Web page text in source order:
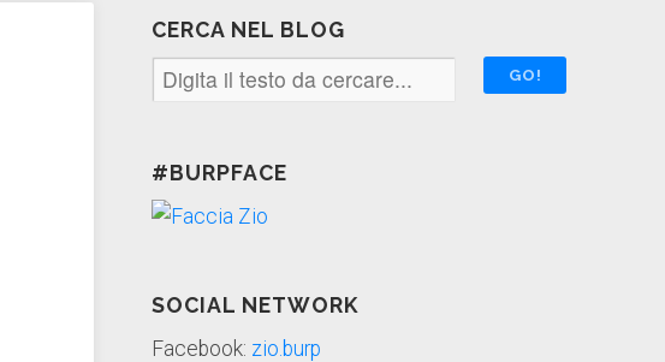
CERCA NEL BLOG
#BURPFACE
SOCIAL NETWORK
Facebook: zio.burp